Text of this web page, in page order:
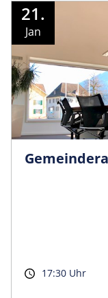
21.
Jan
17:30 Uhr